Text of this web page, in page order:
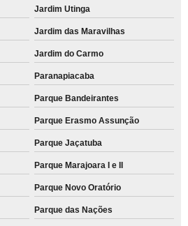
Jardim Utinga
Jardim das Maravilhas
Jardim do Carmo
Paranapiacaba
Parque Bandeirantes
Parque Erasmo Assunção
Parque Jaçatuba
Parque Marajoara I e II
Parque Novo Oratório
Parque das Nações